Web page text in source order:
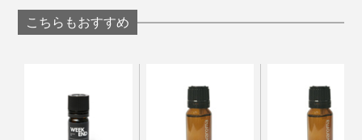
Lovaroma
こちらもおすすめ